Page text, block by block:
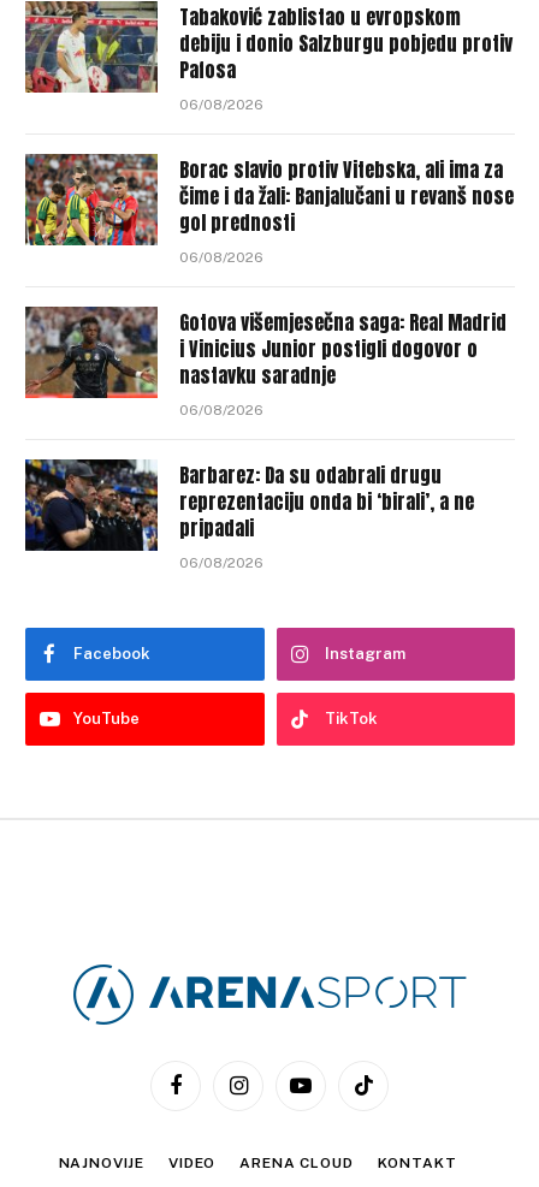
Tabaković zablistao u evropskom
debiju i donio Salzburgu pobjedu protiv
Pafosa
06/08/2026
Borac slavio protiv Vitebska, ali ima za
čime i da žali: Banjalučani u revanš nose
gol prednosti
06/08/2026
Gotova višemjesečna saga: Real Madrid
i Vinicius Junior postigli dogovor o
nastavku saradnje
06/08/2026
Barbarez: Da su odabrali drugu
reprezentaciju onda bi ‘birali’, a ne
pripadali
06/08/2026
Facebook Instagram
YouTube TikTok
FacebookInstagramYouTubeTikTok
NAJNOVIJE VIDEO ARENA CLOUD KONTAKT